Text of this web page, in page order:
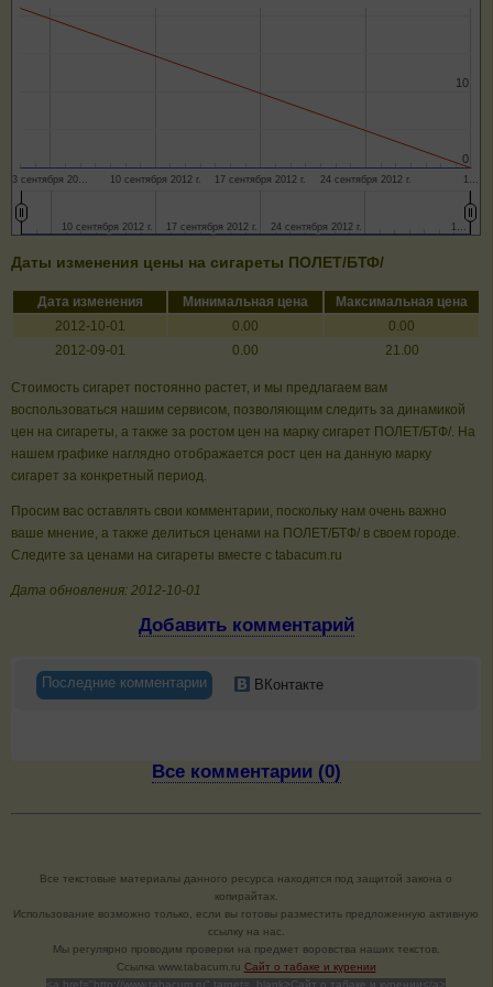
3 сентября 20… 10 сентября 2012 г. 17 сентября 2012 г. 24 сентября 2012 г. 1…
0
0
10
10
10 сентября 2012 г.
10 сентября 2012 г. 17 сентября 2012 г.
17 сентября 2012 г. 24 сентября 2012 г.
24 сентября 2012 г. 1…
1…
Даты изменения цены на сигареты ПОЛЕТ/БТФ/
Дата изменения Минимальная цена
Максимальная цена
2012-10-01
0.00
0.00
2012-09-01
0.00 21.00
Стоимость сигарет постоянно растет, и мы предлагаем вам
воспользоваться нашим сервисом, позволяющим следить за динамикой
цен на сигареты, а также за ростом цен на марку сигарет ПОЛЕТ/БТФ/. На
нашем графике наглядно отображается рост цен на данную марку
сигарет за конкретный период.
Просим вас оставлять свои комментарии, поскольку нам очень важно
ваше мнение, а также делиться ценами на ПОЛЕТ/БТФ/ в своем городе.
Следите за ценами на сигареты вместе с tabacum.ru
Дата обновления: 2012-10-01
Добавить комментарий
Последние комментарии ВКонтакте
Все комментарии (0)
Все текстовые материалы данного ресурса находятся под защитой закона о
копирайтах.
Использование возможно только, если вы готовы разместить предложенную активную
ссылку на нас.
Мы регулярно проводим проверки на предмет воровства наших текстов.
Cсылка www.tabacum.ru Сайт о табаке и курении
<a href="http://www.tabacum.ru" target=_blank>Сайт о табаке и курении</a>